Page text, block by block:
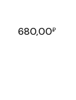
680,00₽